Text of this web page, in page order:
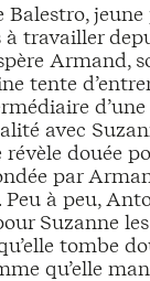
Balestro,
à travailler
Armand,
tente
avec
douée
par
Peu à peu,
Suzanne les
tombe
qu’elle